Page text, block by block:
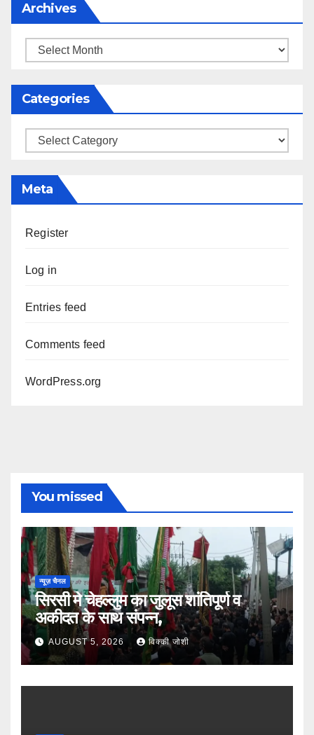
Archives
Archives
Categories
Categories
Meta
Register
Log in
Entries feed
Comments feed
WordPress.org
You missed
न्यूज़ चैनल
सिरसी मे चेहल्लुम का जुलूस शांतिपूर्ण व
अकीदत के साथ संपन्न,
AUGUST 5, 2026 विक्की जोशी